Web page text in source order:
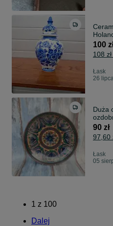
100
108
Łask
26
Duża
90 zł
97,60
Łask
05
1 z 100
Dalej